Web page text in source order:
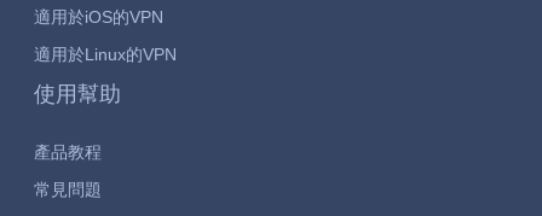
適用於iOS的VPN
適用於Linux的VPN
使用幫助
產品教程
常見問題